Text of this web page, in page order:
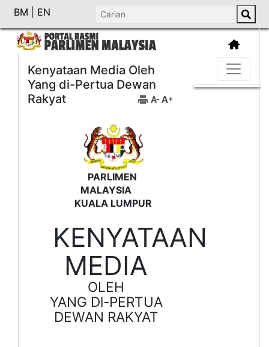
BM EN
Kenyataan Media Oleh
Yang di-Pertua Dewan
Rakyat
PARLIMEN
MALAYSIA
KUALA LUMPUR
KENYATAAN
MEDIA
OLEH
YANG Dl-PERTUA
DEWAN RAKYAT